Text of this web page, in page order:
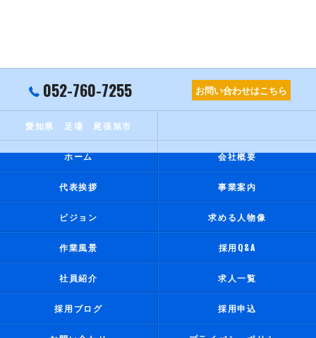
052-760-7255 お問い合わせはこちら
愛知県 足場 尾張旭市
ホーム 会社概要
代表挨拶 事業案内
ビジョン 求める人物像
作業風景 採用Q&A
社員紹介 求人一覧
採用ブログ 採用申込